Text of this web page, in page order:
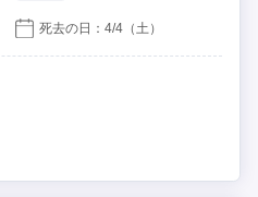
死去の日：4/4 （土）